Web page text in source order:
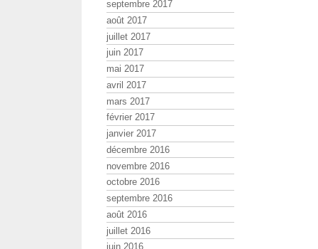
septembre 2017
août 2017
juillet 2017
juin 2017
mai 2017
avril 2017
mars 2017
février 2017
janvier 2017
décembre 2016
novembre 2016
octobre 2016
septembre 2016
août 2016
juillet 2016
juin 2016